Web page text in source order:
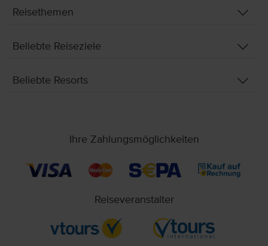
Reisethemen
Beliebte Reiseziele
Beliebte Resorts
Ihre Zahlungsmöglichkeiten
Reiseveranstalter